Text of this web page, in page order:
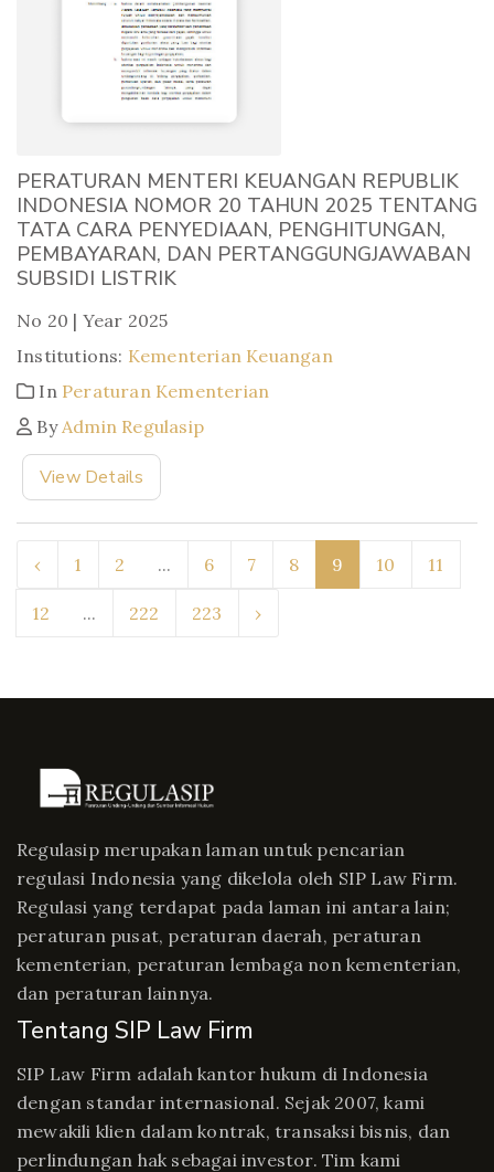
PERATURAN MENTERI KEUANGAN REPUBLIK
INDONESIA NOMOR 20 TAHUN 2025 TENTANG
TATA CARA PENYEDIAAN, PENGHITUNGAN,
PEMBAYARAN, DAN PERTANGGUNGJAWABAN
SUBSIDI LISTRIK
No 20 | Year 2025
Institutions: Kementerian Keuangan
In Peraturan Kementerian
ByAdmin Regulasip
View Details
‹ 1 2 ... 6 7 8 9 10 11
12 ... 222 223 ›
Regulasip merupakan laman untuk pencarian
regulasi Indonesia yang dikelola oleh SIP Law Firm.
Regulasi yang terdapat pada laman ini antara lain;
peraturan pusat, peraturan daerah, peraturan
kementerian, peraturan lembaga non kementerian,
dan peraturan lainnya.
Tentang SIP Law Firm
SIP Law Firm adalah kantor hukum di Indonesia
dengan standar internasional. Sejak 2007, kami
mewakili klien dalam kontrak, transaksi bisnis, dan
perlindungan hak sebagai investor. Tim kami